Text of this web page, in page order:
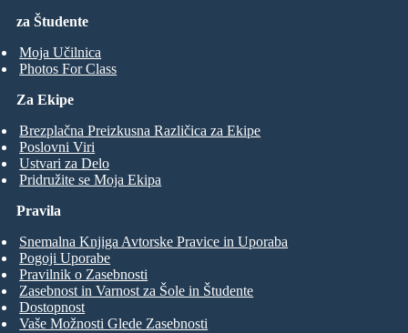
za Študente
Moja Učilnica
Photos For Class
Za Ekipe
Brezplačna Preizkusna Različica za Ekipe
Poslovni Viri
Ustvari za Delo
Pridružite se Moja Ekipa
Pravila
Snemalna Knjiga Avtorske Pravice in Uporaba
Pogoji Uporabe
Pravilnik o Zasebnosti
Zasebnost in Varnost za Šole in Študente
Dostopnost
Vaše Možnosti Glede Zasebnosti